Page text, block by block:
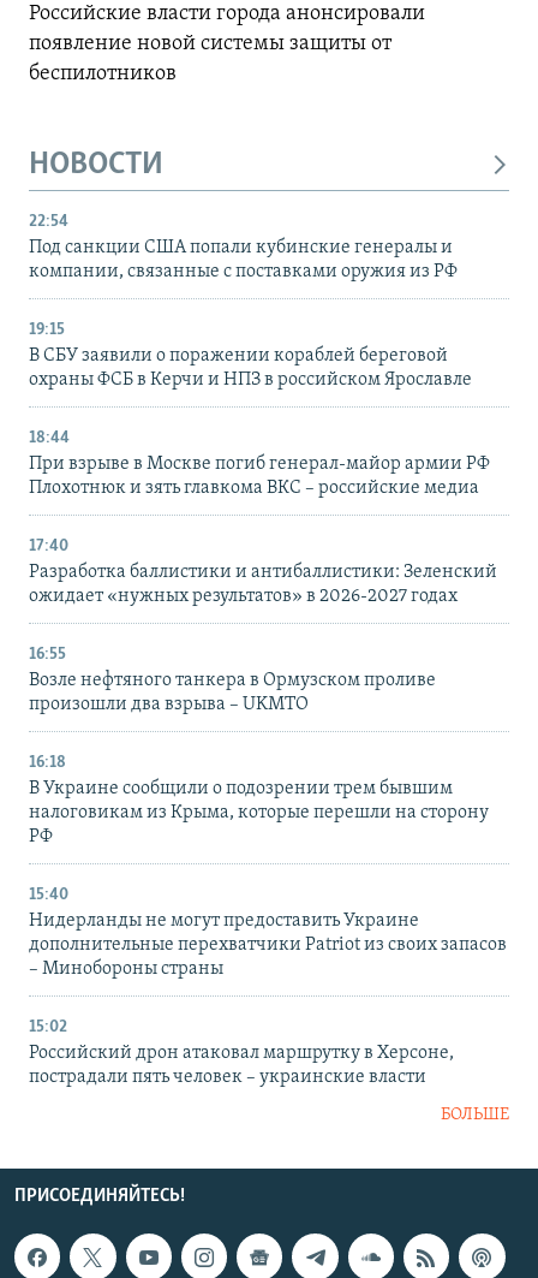
Российские власти города анонсировали
появление новой системы защиты от
беспилотников
НОВОСТИ
22:54
Под санкции США попали кубинские генералы и
компании, связанные с поставками оружия из РФ
19:15
В СБУ заявили о поражении кораблей береговой
охраны ФСБ в Керчи и НПЗ в российском Ярославле
18:44
При взрыве в Москве погиб генерал-майор армии РФ
Плохотнюк и зять главкома ВКС – российские медиа
17:40
Разработка баллистики и антибаллистики: Зеленский
ожидает «нужных результатов» в 2026-2027 годах
16:55
Возле нефтяного танкера в Ормузском проливе
произошли два взрыва – UKMTO
16:18
В Украине сообщили о подозрении трем бывшим
налоговикам из Крыма, которые перешли на сторону
РФ
15:40
Нидерланды не могут предоставить Украине
дополнительные перехватчики Patriot из своих запасов
– Минобороны страны
15:02
Российский дрон атаковал маршрутку в Херсоне,
пострадали пять человек – украинские власти
БОЛЬШЕ
ПРИСОЕДИНЯЙТЕСЬ!